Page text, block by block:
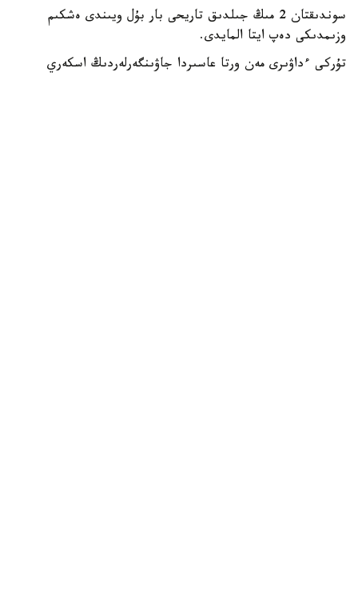
سوندىقتان 2 مىڭ جىلدىق تاريحى بار بۇل ويىندى ەشكىم
وزىمدىكى دەپ ايتا المايدى.
تۇركى ءداۋىرى مەن ورتا عاسىردا جاۋىنگەرلەردىڭ اسكەري